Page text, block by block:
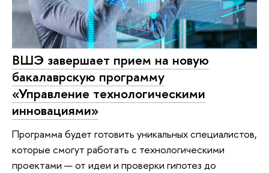
ВШЭ завершает прием на новую
бакалаврскую программу
«Управление технологическими
инновациями»
Программа будет готовить уникальных специалистов,
которые смогут работать с технологическими
проектами — от идеи и проверки гипотез до